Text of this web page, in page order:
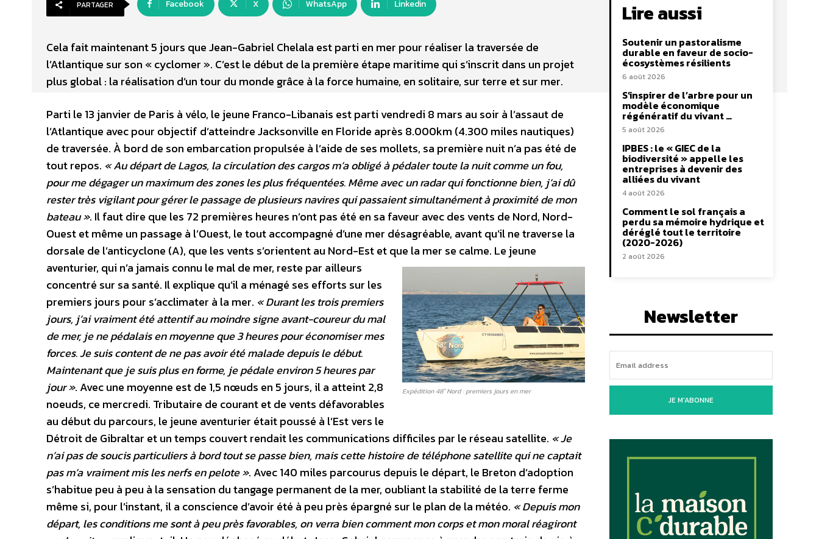
PARTAGER Facebook X WhatsApp Linkedin
Cela fait maintenant 5 jours que Jean-Gabriel Chelala est parti en mer pour réaliser la traversée de
l’Atlantique sur son « cyclomer ». C’est le début de la première étape maritime qui s’inscrit dans un projet
plus global : la réalisation d’un tour du monde grâce à la force humaine, en solitaire, sur terre et sur mer.
Parti le 13 janvier de Paris à vélo, le jeune Franco-Libanais est parti vendredi 8 mars au soir à l’assaut de
l’Atlantique avec pour objectif d’atteindre Jacksonville en Floride après 8.000km (4.300 miles nautiques)
de traversée. À bord de son embarcation propulsée à l’aide de ses mollets, sa première nuit n’a pas été de
tout repos. « Au départ de Lagos, la circulation des cargos m’a obligé à pédaler toute la nuit comme un fou,
pour me dégager un maximum des zones les plus fréquentées. Même avec un radar qui fonctionne bien, j’ai dû
rester très vigilant pour gérer le passage de plusieurs navires qui passaient simultanément à proximité de mon
bateau ». Il faut dire que les 72 premières heures n’ont pas été en sa faveur avec des vents de Nord, Nord-
Ouest et même un passage à l’Ouest, le tout accompagné d’une mer désagréable, avant qu’il ne traverse la
dorsale de l’anticyclone (A), que les vents s’orientent au Nord-Est et que la mer se calme.
Expédition 48° Nord : premiers jours en mer
Le jeune
aventurier, qui n’a jamais connu le mal de mer, reste par ailleurs
concentré sur sa santé. Il explique qu’il a ménagé ses efforts sur les
premiers jours pour s’acclimater à la mer. « Durant les trois premiers
jours, j’ai vraiment été attentif au moindre signe avant-coureur du mal
de mer, je ne pédalais en moyenne que 3 heures pour économiser mes
forces. Je suis content de ne pas avoir été malade depuis le début.
Maintenant que je suis plus en forme, je pédale environ 5 heures par
jour ». Avec une moyenne est de 1,5 nœuds en 5 jours, il a atteint 2,8
noeuds, ce mercredi. Tributaire de courant et de vents défavorables
au début du parcours, le jeune aventurier était poussé à l’Est vers le
Détroit de Gibraltar et un temps couvert rendait les communications difficiles par le réseau satellite. « Je
n’ai pas de soucis particuliers à bord tout se passe bien, mais cette histoire de téléphone satellite qui ne captait
pas m’a vraiment mis les nerfs en pelote ». Avec 140 miles parcourus depuis le départ, le Breton d’adoption
s’habitue peu à peu à la sensation du tangage permanent de la mer, oubliant la stabilité de la terre ferme
même si, pour l’instant, il a conscience d’avoir été à peu près épargné sur le plan de la météo. « Depuis mon
départ, les conditions me sont à peu près favorables, on verra bien comment mon corps et mon moral réagiront
Lire aussi
Soutenir un pastoralisme
durable en faveur de socio-
écosystèmes résilients
6 août 2026
S’inspirer de l’arbre pour un
modèle économique
régénératif du vivant …
5 août 2026
IPBES : le « GIEC de la
biodiversité » appelle les
entreprises à devenir des
alliées du vivant
4 août 2026
Comment le sol français a
perdu sa mémoire hydrique et
déréglé tout le territoire
(2020-2026)
2 août 2026
Newsletter
JE M'ABONNE